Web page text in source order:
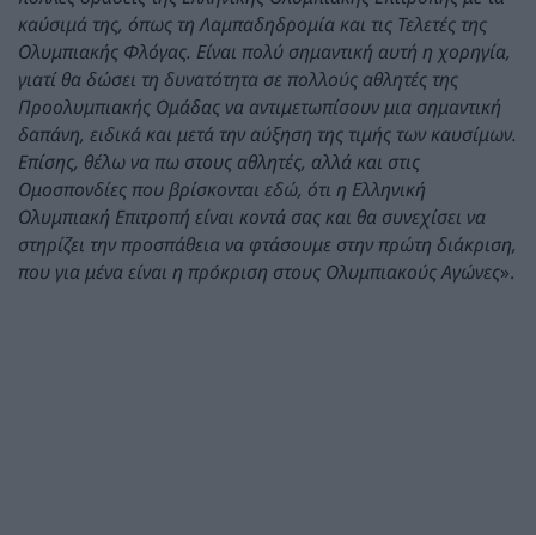
καύσιμά της, όπως τη Λαμπαδηδρομία και τις Τελετές της
Ολυμπιακής Φλόγας. Είναι πολύ σημαντική αυτή η χορηγία,
γιατί θα δώσει τη δυνατότητα σε πολλούς αθλητές της
Προολυμπιακής Ομάδας να αντιμετωπίσουν μια σημαντική
δαπάνη, ειδικά και μετά την αύξηση της τιμής των καυσίμων.
Επίσης, θέλω να πω στους αθλητές, αλλά και στις
Ομοσπονδίες που βρίσκονται εδώ, ότι η Ελληνική
Ολυμπιακή Επιτροπή είναι κοντά σας και θα συνεχίσει να
στηρίζει την προσπάθεια να φτάσουμε στην πρώτη διάκριση,
που για μένα είναι η πρόκριση στους Ολυμπιακούς Αγώνες».